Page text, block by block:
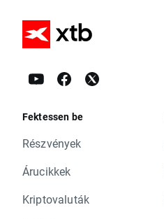
Fektessen be
Részvények
Árucikkek
Kriptovaluták